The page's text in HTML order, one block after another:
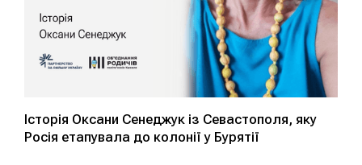
Історія Оксани Сенеджук із Севастополя, яку
Росія етапувала до колонії у Бурятії